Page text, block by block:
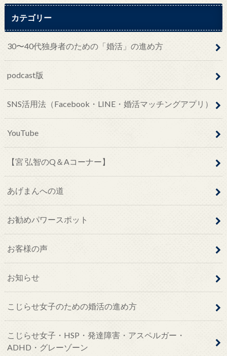
カテゴリー
30〜40代独身者のための「婚活」の進め方
podcast版
SNS活用法（Facebook・LINE・婚活マッチングアプリ）
YouTube
【宮 弘智のQ＆Aコーナー】
あげまんへの道
お勧めパワースポット
お客様の声
お知らせ
こじらせ女子のための婚活の進め方
こじらせ女子・HSP・発達障害・アスペルガー・
ADHD・グレーゾーン